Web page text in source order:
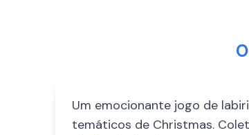
Um emocionante jogo de
temáticos de Christmas.